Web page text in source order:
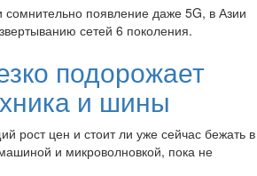
сомнительно появление даже 5G, в Азии
сетей 6 поколения.
подорожает
и шины
рост цен и стоит ли уже сейчас бежать в
и микроволновкой, пока не